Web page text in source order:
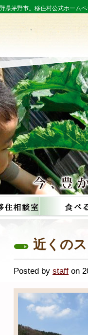
県茅野市。移住村公式ホーム
近くの
Posted by staff on